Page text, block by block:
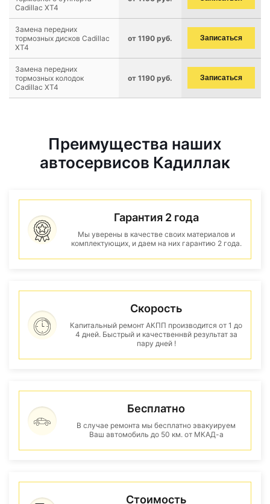
Cadillac XT4
Замена передних
тормозных дисков Cadillac
XT4
от 1190 руб. Записаться
Замена передних
тормозных колодок
Cadillac XT4
от 1190 руб. Записаться
Преимущества наших
автосервисов Кадиллак
Гарантия 2 года
Мы уверены в качестве своих материалов и
комплектующих, и даем на них гарантию 2 года.
Скорость
Капитальный ремонт АКПП производится от 1 до
4 дней. Быстрый и качественнвй результат за
пару дней !
Бесплатно
В случае ремонта мы бесплатно эвакуируем
Ваш автомобиль до 50 км. от МКАД-а
Стоимость